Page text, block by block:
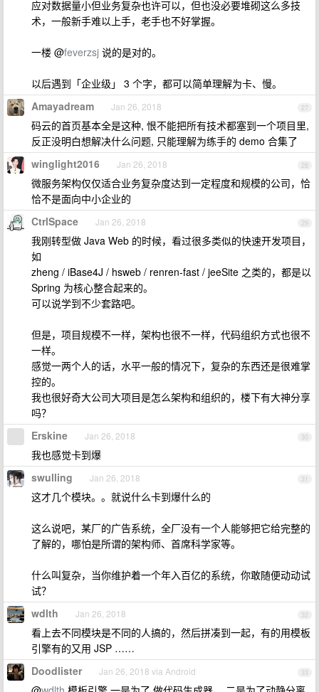
应对数据量小但业务复杂也许可以，但也没必要堆砌这么多技
术，一般新手难以上手，老手也不好掌握。
一楼 @feverzsj 说的是对的。
以后遇到「企业级」 3 个字，都可以简单理解为卡、慢。
27
Amayadream Jan 26, 2018
码云的首页基本全是这种, 恨不能把所有技术都塞到一个项目里,
反正没明白想解决什么问题, 只能理解为练手的 demo 合集了
28
winglight2016 Jan 26, 2018
微服务架构仅仅适合业务复杂度达到一定程度和规模的公司，恰
恰不是面向中小企业的
29
CtrlSpace Jan 26, 2018
我刚转型做 Java Web 的时候，看过很多类似的快速开发项目，
如
zheng / iBase4J / hsweb / renren-fast / jeeSite 之类的，都是以
Spring 为核心整合起来的。
可以说学到不少套路吧。
但是，项目规模不一样，架构也很不一样，代码组织方式也很不
一样。
感觉一两个人的话，水平一般的情况下，复杂的东西还是很难掌
控的。
我也很好奇大公司大项目是怎么架构和组织的，楼下有大神分享
吗？
30
Erskine Jan 26, 2018
我也感觉卡到爆
31
swulling Jan 26, 2018
这才几个模块。。就说什么卡到爆什么的
这么说吧，某厂的广告系统，全厂没有一个人能够把它给完整的
了解的，哪怕是所谓的架构师、首席科学家等。
什么叫复杂，当你维护着一个年入百亿的系统，你敢随便动动试
试？
32
wdlth Jan 26, 2018
看上去不同模块是不同的人搞的，然后拼凑到一起，有的用模板
引擎有的又用 JSP ……
33
Doodlister Jan 26, 2018 via Android